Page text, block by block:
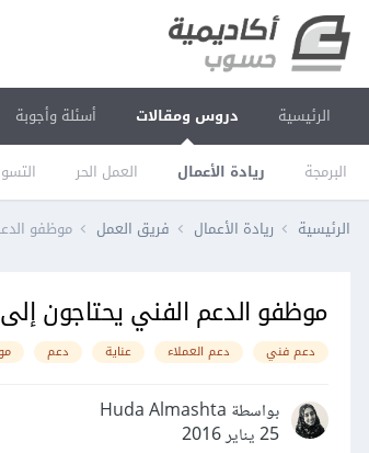
الرئيسية دروس ومقالات
البرمجة ريادة الأعمال العمل الحر
أسئلة وأجوبة
الرئيسية ريادة الأعمال فريق العمل موظفو
موظفو الدعم الفني يحتاجون
دعم فني دعم العملاء عناية دعم
بواسطة Huda Almashta
25 يناير 2016